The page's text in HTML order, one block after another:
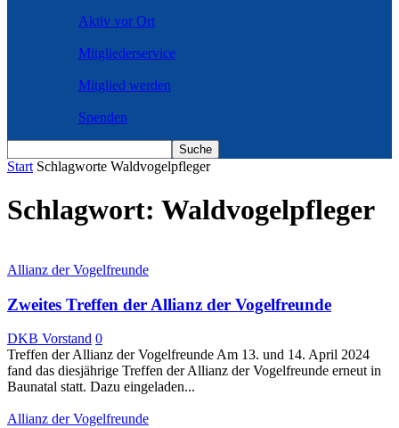
Aktiv vor Ort
Mitgliederservice
Mitglied werden
Spenden
Start Schlagworte Waldvogelpfleger
Schlagwort: Waldvogelpfleger
Allianz der Vogelfreunde
Zweites Treffen der Allianz der Vogelfreunde
DKB Vorstand 0
Treffen der Allianz der Vogelfreunde Am 13. und 14. April 2024
fand das diesjährige Treffen der Allianz der Vogelfreunde erneut in
Baunatal statt. Dazu eingeladen...
Allianz der Vogelfreunde